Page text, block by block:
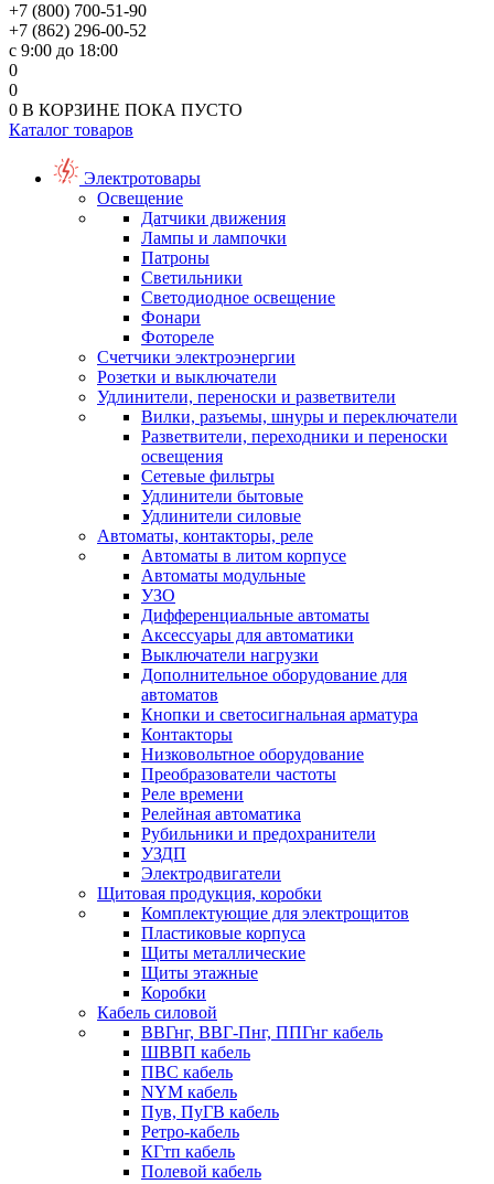
+7 (800) 700-51-90
+7 (862) 296-00-52
с 9:00 до 18:00
0
0
0 В КОРЗИНЕ ПОКА ПУСТО
Каталог товаров
Электротовары
Освещение
Датчики движения
Лампы и лампочки
Патроны
Светильники
Светодиодное освещение
Фонари
Фотореле
Счетчики электроэнергии
Розетки и выключатели
Удлинители, переноски и разветвители
Вилки, разъемы, шнуры и переключатели
Разветвители, переходники и переноски
освещения
Сетевые фильтры
Удлинители бытовые
Удлинители силовые
Автоматы, контакторы, реле
Автоматы в литом корпусе
Автоматы модульные
УЗО
Дифференциальные автоматы
Аксессуары для автоматики
Выключатели нагрузки
Дополнительное оборудование для
автоматов
Кнопки и светосигнальная арматура
Контакторы
Низковольтное оборудование
Преобразователи частоты
Реле времени
Релейная автоматика
Рубильники и предохранители
УЗДП
Электродвигатели
Щитовая продукция, коробки
Комплектующие для электрощитов
Пластиковые корпуса
Щиты металлические
Щиты этажные
Коробки
Кабель силовой
ВВГнг, ВВГ-Пнг, ППГнг кабель
ШВВП кабель
ПВС кабель
NYM кабель
Пув, ПуГВ кабель
Ретро-кабель
КГтп кабель
Полевой кабель